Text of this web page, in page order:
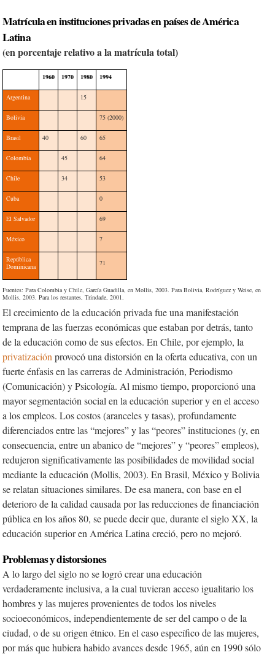
Matrícula en instituciones privadas en países de América
Latina
(en porcentaje relativo a la matrícula total)
1960 1970 1980 1994
Argentina 15
Bolivia 75 (2000)
Brasil 40 60 65
Colombia 45 64
Chile 34 53
Cuba 0
El Salvador 69
México 7
República
Dominicana
71
Fuentes: Para Colombia y Chile, García Guadilla, en Mollis, 2003. Para Bolivia, Rodríguez y Weise, en
Mollis, 2003. Para los restantes, Trindade, 2001.
El crecimiento de la educación privada fue una manifestación
temprana de las fuerzas económicas que estaban por detrás, tanto
de la educación como de sus efectos. En Chile, por ejemplo, la
privatizaciónprovocó una distorsión en la oferta educativa, con un
fuerte énfasis en las carreras de Administración, Periodismo
(Comunicación) y Psicología. Al mismo tiempo, proporcionó una
mayor segmentación social en la educación superior y en el acceso
a los empleos. Los costos (aranceles y tasas), profundamente
diferenciados entre las “mejores” y las “peores” instituciones (y, en
consecuencia, entre un abanico de “mejores” y “peores” empleos),
redujeron significativamente las posibilidades de movilidad social
mediante la educación (Mollis, 2003). En Brasil, México y Bolivia
se relatan situaciones similares. De esa manera, con base en el
deterioro de la calidad causada por las reducciones de financiación
pública en los años 80, se puede decir que, durante el siglo XX, la
educación superior en América Latina creció, pero no mejoró.
Problemas y distorsiones
A lo largo del siglo no se logró crear una educación
verdaderamente inclusiva, a la cual tuvieran acceso igualitario los
hombres y las mujeres provenientes de todos los niveles
socioeconómicos, independientemente de ser del campo o de la
ciudad, o de su origen étnico. En el caso específico de las mujeres,
por más que hubiera habido avances desde 1965, aún en 1990 sólo